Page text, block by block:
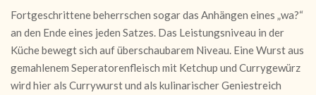
Fortgeschrittene beherrschen sogar das Anhängen eines „wa?“
an den Ende eines jeden Satzes. Das Leistungsniveau in der
Küche bewegt sich auf überschaubarem Niveau. Eine Wurst aus
gemahlenem Seperatorenfleisch mit Ketchup und Currygewürz
wird hier als Currywurst und als kulinarischer Geniestreich